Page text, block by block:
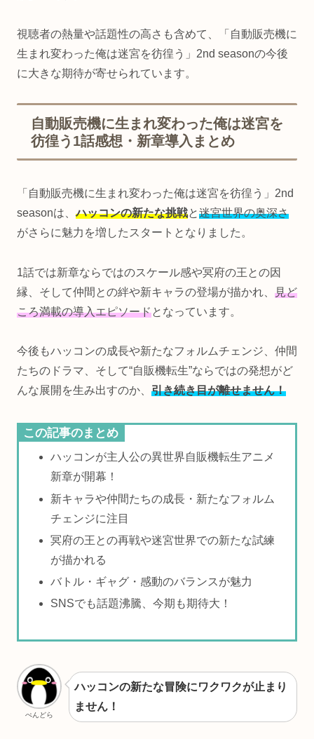
視聴者の熱量や話題性の高さも含めて、「自動販売機に
生まれ変わった俺は迷宮を彷徨う」2nd seasonの今後
に大きな期待が寄せられています。
自動販売機に生まれ変わった俺は迷宮を
彷徨う1話感想・新章導入まとめ
「自動販売機に生まれ変わった俺は迷宮を彷徨う」2nd
seasonは、ハッコンの新たな挑戦と迷宮世界の奥深さ
がさらに魅力を増したスタートとなりました。
1話では新章ならではのスケール感や冥府の王との因
縁、そして仲間との絆や新キャラの登場が描かれ、 見ど
ころ満載の導入エピソードとなっています。
今後もハッコンの成長や新たなフォルムチェンジ、仲間
たちのドラマ、そして“自販機転生”ならではの発想がど
んな展開を生み出すのか、 引き続き目が離せません！
この記事のまとめ
ハッコンが主人公の異世界自販機転生アニメ
新章が開幕！
新キャラや仲間たちの成長・新たなフォルム
チェンジに注目
冥府の王との再戦や迷宮世界での新たな試練
が描かれる
バトル・ギャグ・感動のバランスが魅力
SNSでも話題沸騰、今期も期待大！
ぺんどら
ハッコンの新たな冒険にワクワクが止まり
ません！